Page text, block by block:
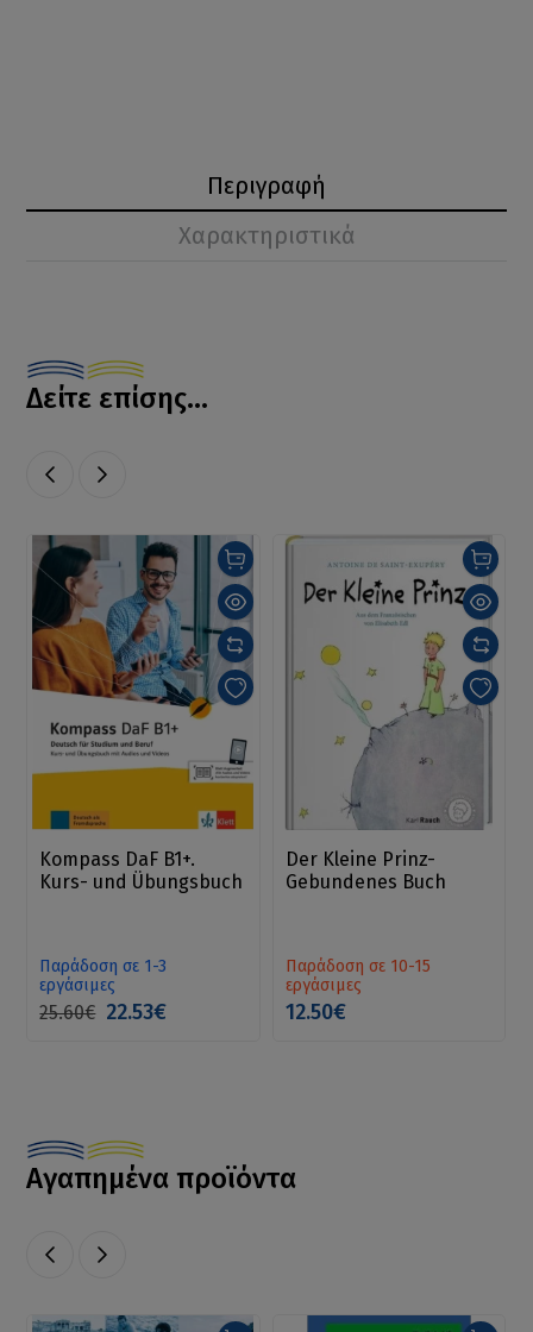
Περιγραφή
Χαρακτηριστικά
Δείτε επίσης...
Kompass DaF B1+.
Kurs- und Übungsbuch
Παράδοση σε 1-3
εργάσιμες
25.60€ 22.53€
Der Kleine Prinz-
Gebundenes Buch
Παράδοση σε 10-15
εργάσιμες
12.50€
Αγαπημένα προϊόντα